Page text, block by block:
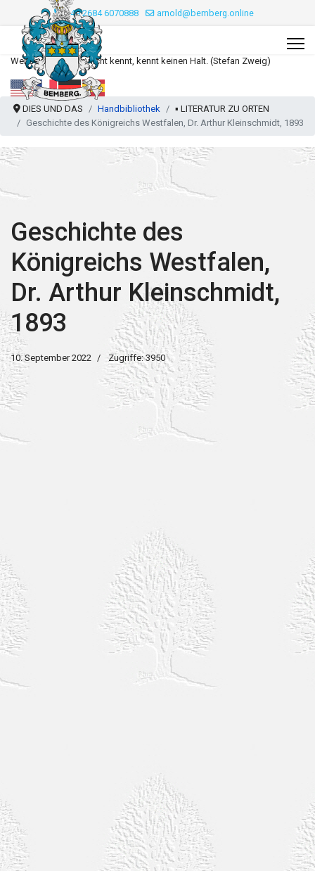
+49 2684 6070888 arnold@bemberg.online
Wer seine Wurzeln nicht kennt, kennt keinen Halt. (Stefan Zweig)
DIES UND DAS Handbibliothek
▪️ LITERATUR ZU ORTEN
Geschichte des Königreichs Westfalen, Dr. Arthur Kleinschmidt, 1893
Geschichte des
Königreichs Westfalen,
Dr. Arthur Kleinschmidt,
1893
10. September 2022 Zugriffe: 3950